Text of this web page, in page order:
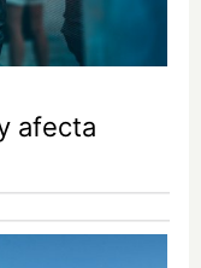
afecta